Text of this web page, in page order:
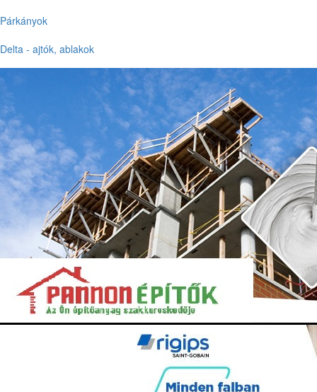
Párkányok
Delta - ajtók, ablakok